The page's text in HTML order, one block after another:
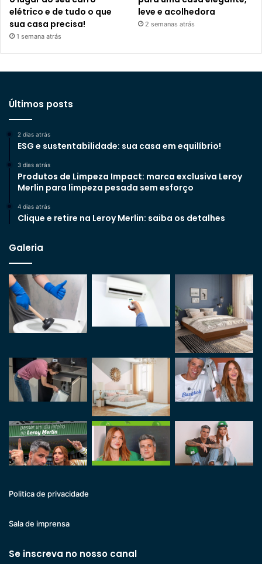
elétrico e de tudo o que
sua casa precisa!
1 semana atrás
leve e acolhedora
2 semanas atrás
Últimos posts
2 dias atrás
ESG e sustentabilidade: sua casa em equilíbrio!
3 dias atrás
Produtos de Limpeza Impact: marca exclusiva Leroy
Merlin para limpeza pesada sem esforço
4 dias atrás
Clique e retire na Leroy Merlin: saiba os detalhes
Galeria
Politica de privacidade
Sala de imprensa
Se inscreva no nosso canal